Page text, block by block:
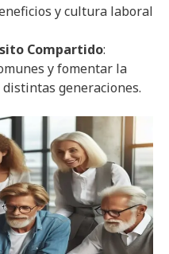
y cultura laboral
Compartido:
y fomentar la
generaciones.